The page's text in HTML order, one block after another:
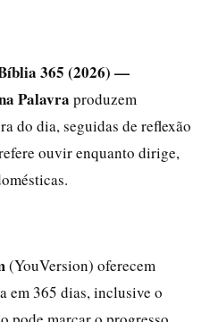
365 (2026) —
Palavra produzem
do dia, seguidas de reflexão
ouvir enquanto dirige,
(YouVersion) oferecem
em 365 dias, inclusive o